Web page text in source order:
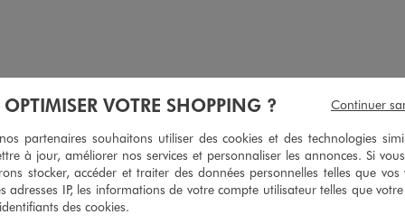
courtes en maille ajourée femme
15,99 €
sur le 2ème produit d'été
4.5/5 de moyenne
(79 avis)
Robe longue à manches courtes en tissu texturé
35,99 €
-50% sur le 2ème produit
4.5/5 de(15
OPTIMISER VOTRE SHOPPING ?
partenaires souhaitons utiliser des cookies et des technologies
à jour, améliorer nos services et personnaliser les annonces. Si
stocker, accéder et traiter des données personnelles telles que vos
adresses IP, les informations de votre compte utilisateur telles que
des cookies.
Continuer